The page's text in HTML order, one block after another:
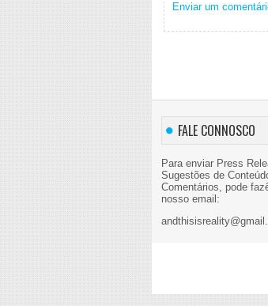
Enviar um
FALE CONNOSCO
Para enviar Press
Sugestões de
Comentários, pode
nosso email: